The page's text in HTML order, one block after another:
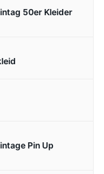
50er Kleider
Pin Up